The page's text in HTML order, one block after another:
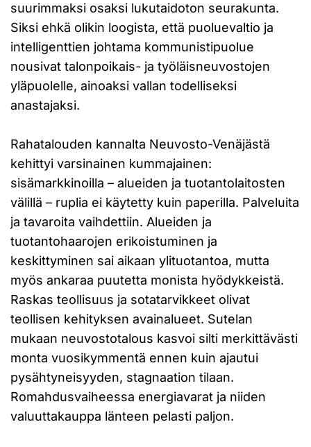
suurimmaksi osaksi lukutaidoton seurakunta.
Siksi ehkä olikin loogista, että puoluevaltio ja
intelligenttien johtama kommunistipuolue
nousivat talonpoikais- ja työläisneuvostojen
yläpuolelle, ainoaksi vallan todelliseksi
anastajaksi.
Rahatalouden kannalta Neuvosto-Venäjästä
kehittyi varsinainen kummajainen:
sisämarkkinoilla – alueiden ja tuotantolaitosten
välillä – ruplia ei käytetty kuin paperilla. Palveluita
ja tavaroita vaihdettiin. Alueiden ja
tuotantohaarojen erikoistuminen ja
keskittyminen sai aikaan ylituotantoa, mutta
myös ankaraa puutetta monista hyödykkeistä.
Raskas teollisuus ja sotatarvikkeet olivat
teollisen kehityksen avainalueet. Sutelan
mukaan neuvostotalous kasvoi silti merkittävästi
monta vuosikymmentä ennen kuin ajautui
pysähtyneisyyden, stagnaation tilaan.
Romahdusvaiheessa energiavarat ja niiden
valuuttakauppa länteen pelasti paljon.